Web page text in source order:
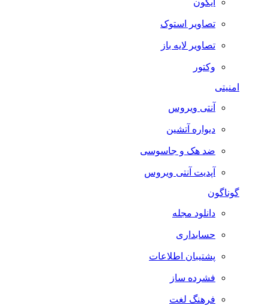
آیکون
تصاویر استوک
تصاویر لایه باز
وکتور
امنیتی
آنتی ویروس
دیواره آتشین
ضد هک و جاسوسی
آپدیت آنتی ویروس
گوناگون
دانلود مجله
حسابداری
پشتیبان اطلاعات
فشرده ساز
فرهنگ لغت